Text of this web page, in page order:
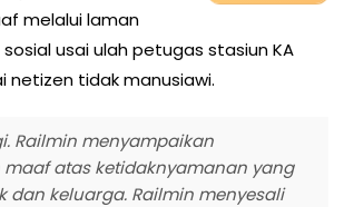
melalui laman
usai ulah petugas stasiun KA
netizen tidak manusiawi.
Railmin menyampaikan
atas ketidaknyamanan yang
dan keluarga. Railmin menyesali